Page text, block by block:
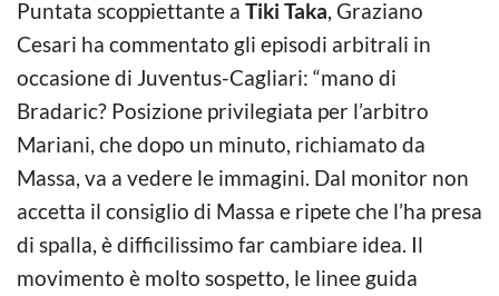
Puntata scoppiettante a Tiki Taka, Graziano
Cesari ha commentato gli episodi arbitrali in
occasione di Juventus-Cagliari: “mano di
Bradaric? Posizione privilegiata per l’arbitro
Mariani, che dopo un minuto, richiamato da
Massa, va a vedere le immagini. Dal monitor non
accetta il consiglio di Massa e ripete che l’ha presa
di spalla, è difficilissimo far cambiare idea. Il
movimento è molto sospetto, le linee guida